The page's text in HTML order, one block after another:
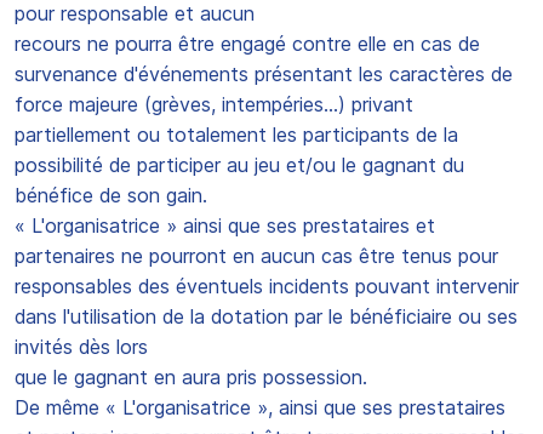
pour responsable et aucun
recours ne pourra être engagé contre elle en cas de
survenance d'événements présentant les caractères de
force majeure (grèves, intempéries...) privant
partiellement ou totalement les participants de la
possibilité de participer au jeu et/ou le gagnant du
bénéfice de son gain.
« L'organisatrice » ainsi que ses prestataires et
partenaires ne pourront en aucun cas être tenus pour
responsables des éventuels incidents pouvant intervenir
dans l'utilisation de la dotation par le bénéficiaire ou ses
invités dès lors
que le gagnant en aura pris possession.
De même « L'organisatrice », ainsi que ses prestataires